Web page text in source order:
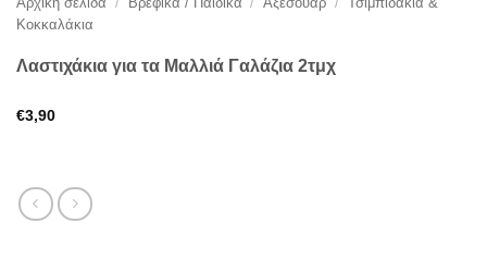
Κοκκαλάκια
Λαστιχάκια για τα Μαλλιά Γαλάζια 2τμχ
€3,90